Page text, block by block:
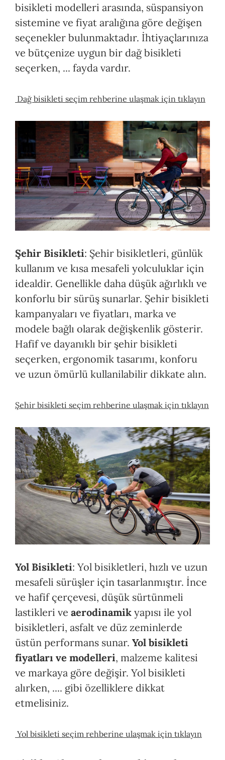
bisikleti modelleri arasında, süspansiyon
sistemine ve fiyat aralığına göre değişen
seçenekler bulunmaktadır. İhtiyaçlarınıza
ve bütçenize uygun bir dağ bisikleti
seçerken, ... fayda vardır.
Dağ bisikleti seçim rehberine ulaşmak için tıklayın
Şehir Bisikleti: Şehir bisikletleri, günlük
kullanım ve kısa mesafeli yolculuklar için
idealdir. Genellikle daha düşük ağırlıklı ve
konforlu bir sürüş sunarlar. Şehir bisikleti
kampanyaları ve fiyatları, marka ve
modele bağlı olarak değişkenlik gösterir.
Hafif ve dayanıklı bir şehir bisikleti
seçerken, ergonomik tasarımı, konforu
ve uzun ömürlü kullanilabilir dikkate alın.
Şehir bisikleti seçim rehberine ulaşmak için tıklayın
Yol Bisikleti: Yol bisikletleri, hızlı ve uzun
mesafeli sürüşler için tasarlanmıştır. İnce
ve hafif çerçevesi, düşük sürtünmeli
lastikleri ve aerodinamik yapısı ile yol
bisikletleri, asfalt ve düz zeminlerde
üstün performans sunar. Yol bisikleti
fiyatları ve modelleri, malzeme kalitesi
ve markaya göre değişir. Yol bisikleti
alırken, .... gibi özelliklere dikkat
etmelisiniz.
Yol bisikleti seçim rehberine ulaşmak için tıklayın